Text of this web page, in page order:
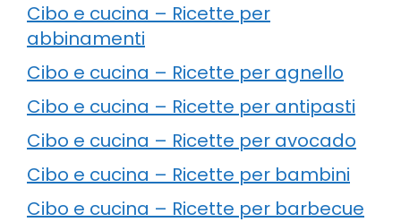
Cibo e cucina – Ricette per
abbinamenti
Cibo e cucina – Ricette per agnello
Cibo e cucina – Ricette per antipasti
Cibo e cucina – Ricette per avocado
Cibo e cucina – Ricette per bambini
Cibo e cucina – Ricette per barbecue